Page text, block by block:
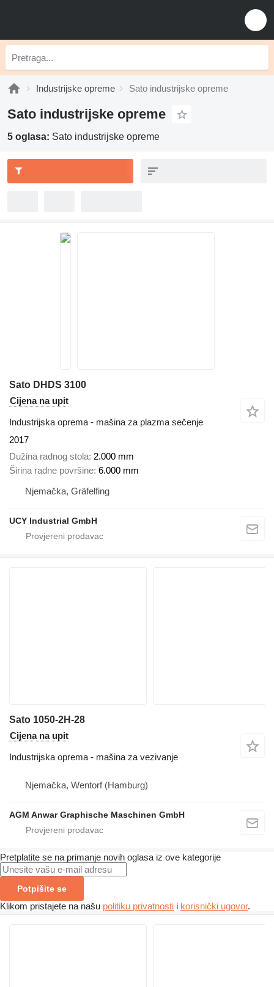
Industrijske opreme Sato industrijske opreme
Sato industrijske opreme
5 oglasa: Sato industrijske opreme
Sato DHDS 3100
Cijena na upit
Industrijska oprema - mašina za plazma sečenje
2017
Dužina radnog stola 2.000 mm
Širina radne površine 6.000 mm
Njemačka, Gräfelfing
UCY Industrial GmbH
Sato 1050-2H-28
Cijena na upit
Industrijska oprema - mašina za vezivanje
Njemačka, Wentorf (Hamburg)
AGM Anwar Graphische Maschinen GmbH
Pretplatite se na primanje novih oglasa iz ove kategorije
Potpišite se
Klikom pristajete na našu politiku privatnosti i korisnički ugovor.